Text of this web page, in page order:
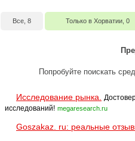
Все, 8 Только в Хорватии, 0
Попробуйте поискать
Исследование рынка.
исследований! megaresearch.ru
Goszakaz. ru: реальные